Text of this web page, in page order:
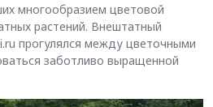
многообразием цветовой
растений. Внештатный
прогулялся между цветочными
заботливо выращенной